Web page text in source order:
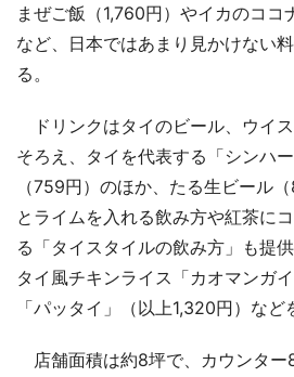
まぜご飯（1,760円）やイカのココ
など、日本ではあまり見かけない
る。
ドリンクはタイのビール、ウイ
そろえ、タイを代表する「シンハ
（759円）のほか、たる生ビール
とライムを入れる飲み方や紅茶に
る「タイスタイルの飲み方」も提
タイ風チキンライス「カオマンガ
「パッタイ」（以上1,320円）など
店舗面積は約8坪で、カウンター